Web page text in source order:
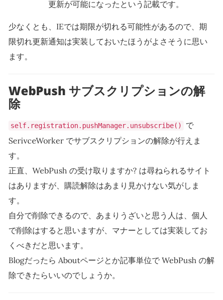
更新が可能になったという記載です。
少なくとも、IEでは期限が切れる可能性があるので、期
限切れ更新通知は実装しておいたほうがよさそうに思い
ます。
WebPush サブスクリプションの解
除
self.registration.pushManager.unsubscribe()
で
SerivceWorker でサブスクリプションの解除が行えま
す。
正直、WebPush の受け取りますか? は尋ねられるサイト
はありますが、購読解除はあまり見かけない気がしま
す。
自分で削除できるので、あまりうざいと思う人は、個人
で削除はすると思いますが、マナーとしては実装してお
くべきだと思います。
Blogだったら Aboutページとか記事単位で WebPush の解
除できたらいいのでしょうか。